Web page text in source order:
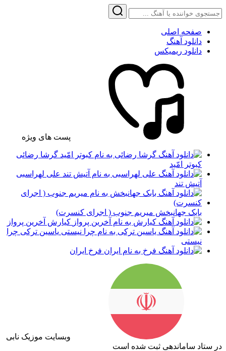
صفحه اصلی
دانلود آهنگ
دانلود ریمیکس
پست های ویژه
گرشا رضائی
کبوتر امّید
علی لهراسبی
آتیش تند
بابک جهانبخش میریم جنوب ( اجرای کنسرت)
کیارش آخرین پرواز
یاسین ترکی چرا
نیستی
فرخ ایران
وبسایت موزیک نابی
در ستاد ساماندهی ثبت شده است